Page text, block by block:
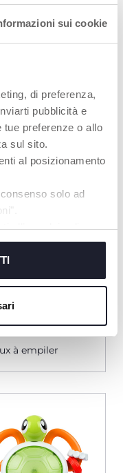
sui cookie
di preferenza,
pubblicità e
preferenze o allo
sul sito.
al posizionamento
solo ad
all’uso dei soli
del servizio
Hibou ECO+
à empiler